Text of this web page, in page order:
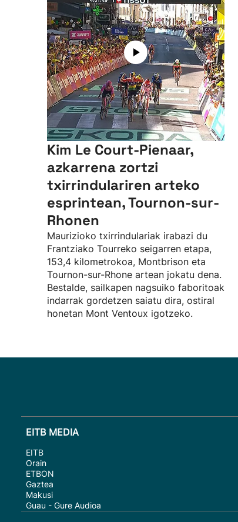
Kim Le Court-Pienaar,
azkarrena zortzi
txirrindulariren arteko
esprintean, Tournon-sur-
Rhonen
Maurizioko txirrindulariak irabazi du
Frantziako Tourreko seigarren etapa,
153,4 kilometrokoa, Montbrison eta
Tournon-sur-Rhone artean jokatu dena.
Bestalde, sailkapen nagsuiko faboritoak
indarrak gordetzen saiatu dira, ostiral
honetan Mont Ventoux igotzeko.
EITB MEDIA
EITB
Orain
ETBON
Gaztea
Makusi
Guau - Gure Audioa